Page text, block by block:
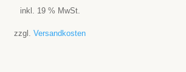
inkl. 19 % MwSt.
zzgl.Versandkosten